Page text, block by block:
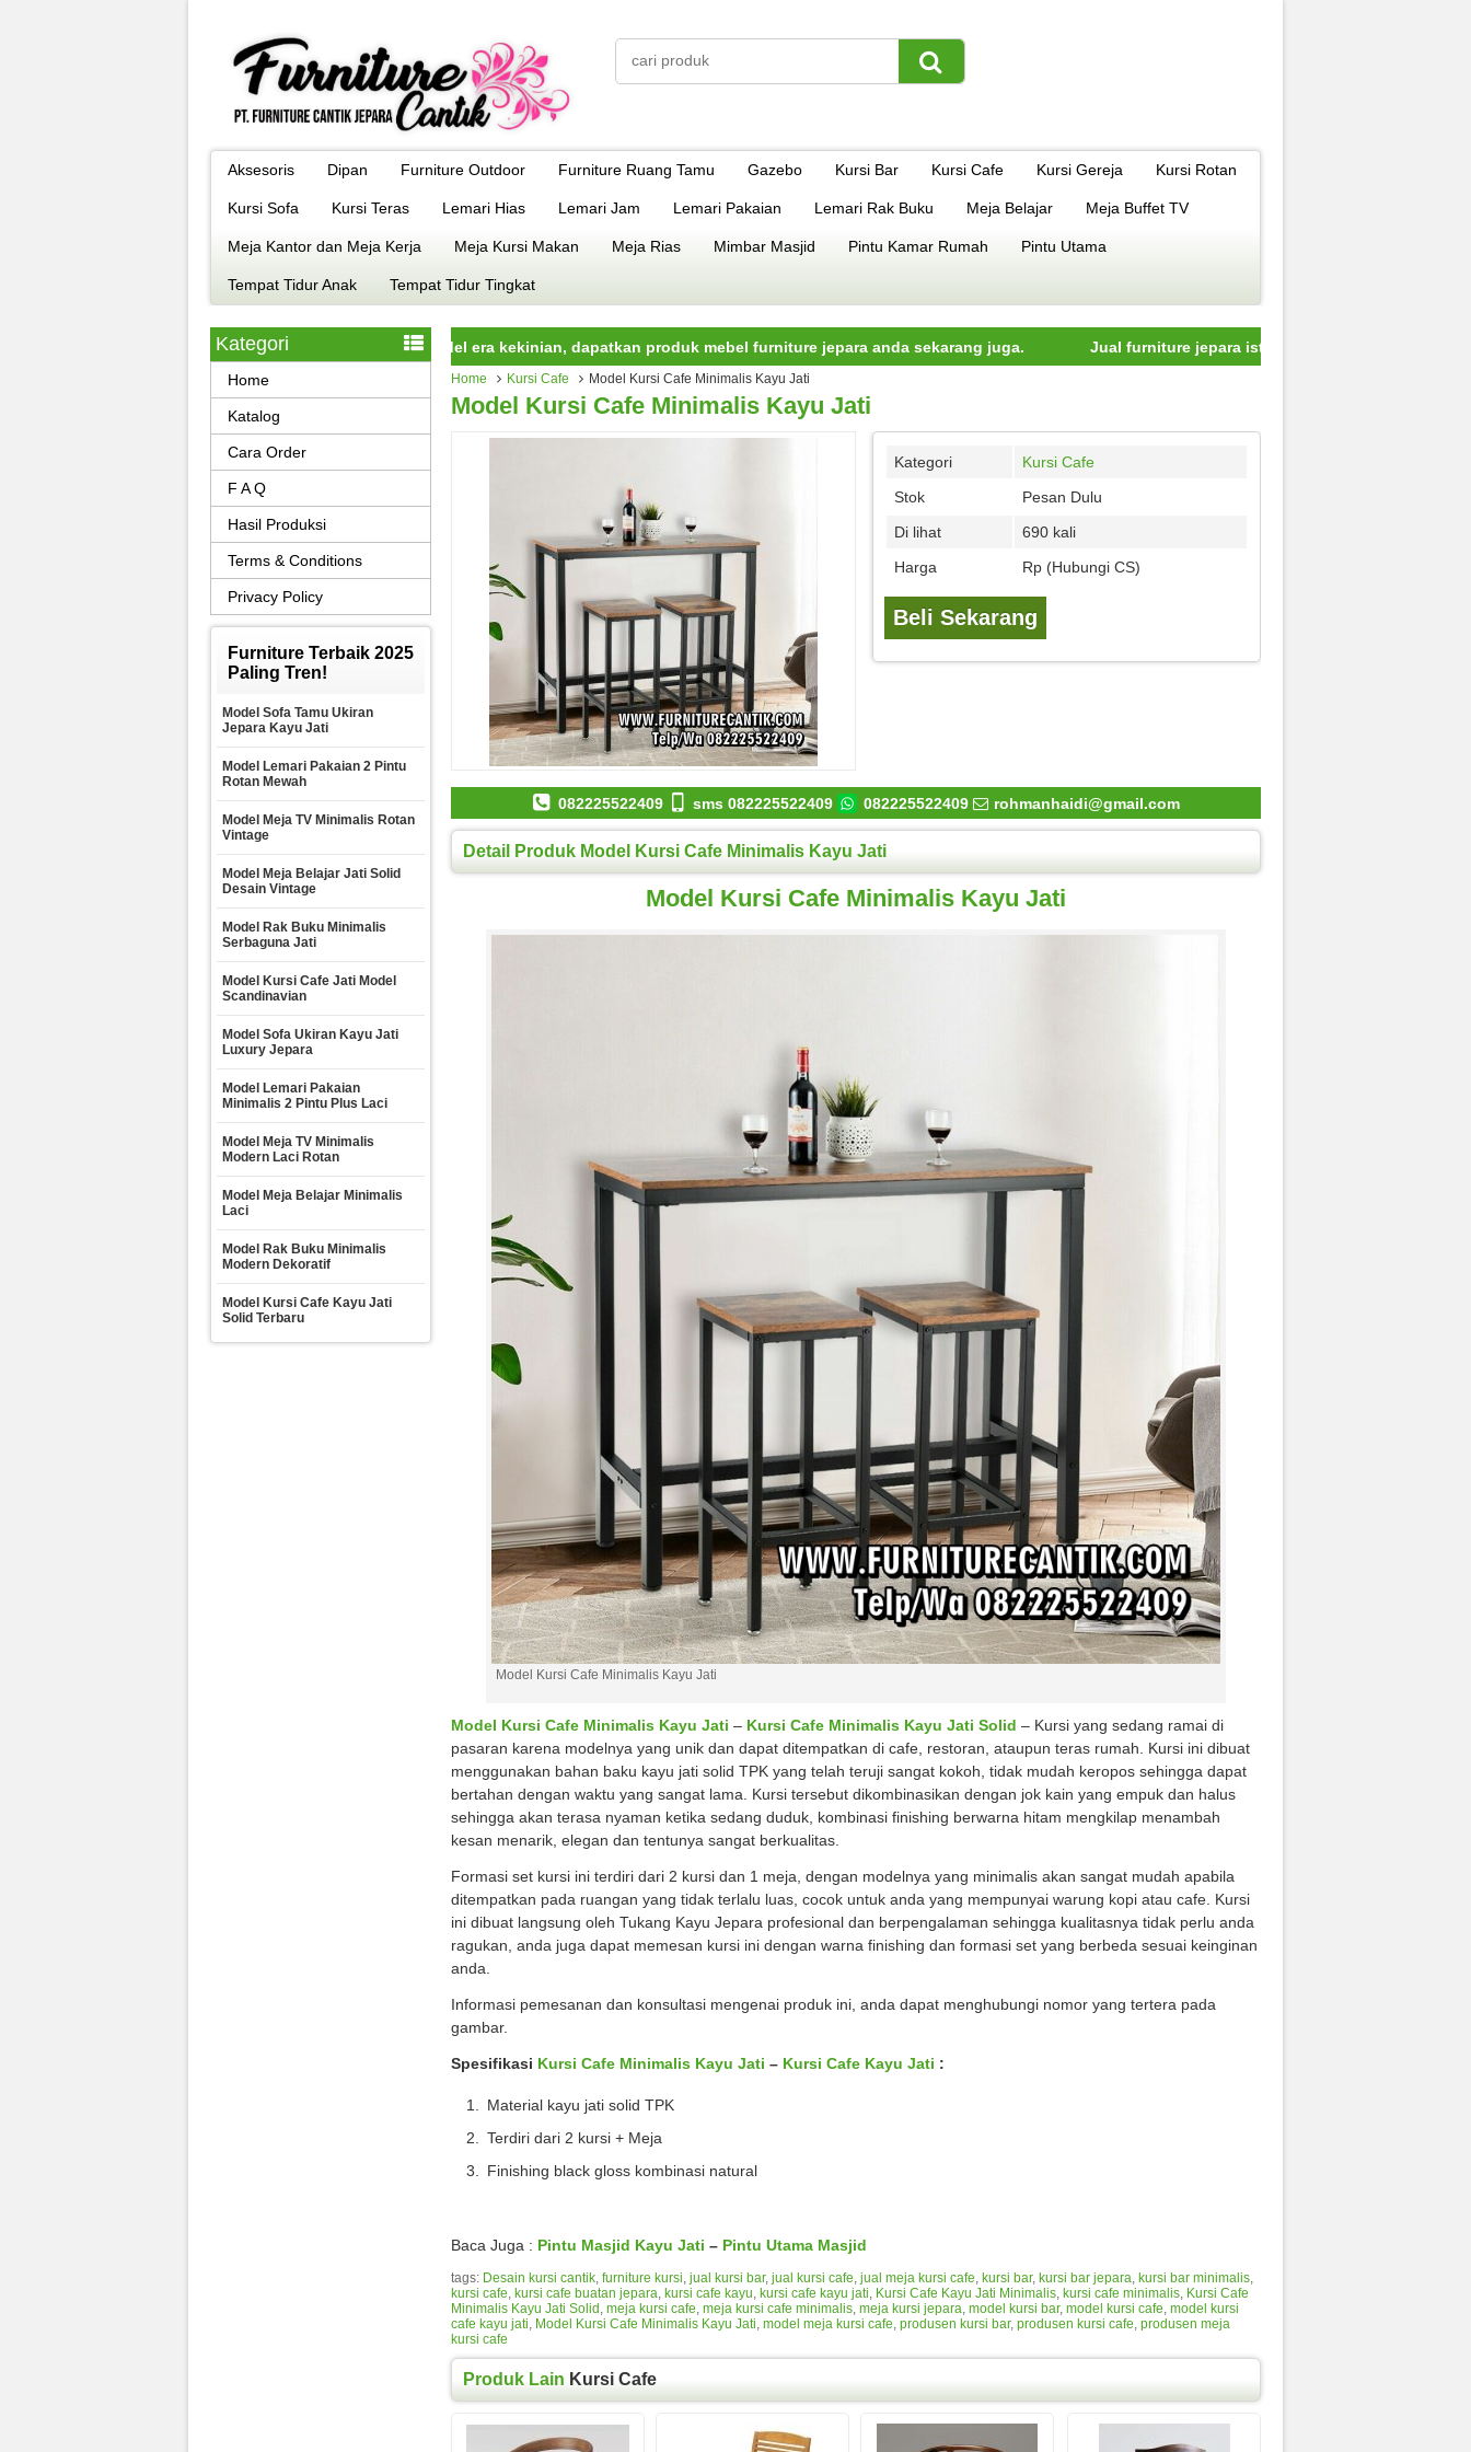
Aksesoris Dipan Furniture Outdoor Furniture Ruang Tamu Gazebo Kursi Bar Kursi Cafe Kursi Gereja Kursi Rotan
Kursi Sofa Kursi Teras Lemari Hias Lemari Jam Lemari Pakaian Lemari Rak Buku Meja Belajar Meja Buffet TV
Meja Kantor dan Meja Kerja Meja Kursi Makan Meja Rias Mimbar Masjid Pintu Kamar Rumah Pintu Utama
Tempat Tidur Anak Tempat Tidur Tingkat
jepara istimewa dengan kualitas terbaik model era kekinian, dapatkan produk mebel furniture jepara anda sekarang juga. Jual furniture jepara istimewa dengan kualitas terbaik
Home Kursi Cafe Model Kursi Cafe Minimalis Kayu Jati
Model Kursi Cafe Minimalis Kayu Jati
Kategori
Kursi Cafe
Stok
Pesan Dulu
Di lihat
690 kali
Harga
Rp (Hubungi CS)
Beli Sekarang
082225522409 sms 082225522409 082225522409 rohmanhaidi@gmail.com
Detail Produk Model Kursi Cafe Minimalis Kayu Jati
Model Kursi Cafe Minimalis Kayu Jati
Model Kursi Cafe Minimalis Kayu Jati
Model Kursi Cafe Minimalis Kayu Jati – Kursi Cafe Minimalis Kayu Jati Solid – Kursi yang sedang ramai di
pasaran karena modelnya yang unik dan dapat ditempatkan di cafe, restoran, ataupun teras rumah. Kursi ini dibuat
menggunakan bahan baku kayu jati solid TPK yang telah teruji sangat kokoh, tidak mudah keropos sehingga dapat
bertahan dengan waktu yang sangat lama. Kursi tersebut dikombinasikan dengan jok kain yang empuk dan halus
sehingga akan terasa nyaman ketika sedang duduk, kombinasi finishing berwarna hitam mengkilap menambah
kesan menarik, elegan dan tentunya sangat berkualitas.
Formasi set kursi ini terdiri dari 2 kursi dan 1 meja, dengan modelnya yang minimalis akan sangat mudah apabila
ditempatkan pada ruangan yang tidak terlalu luas, cocok untuk anda yang mempunyai warung kopi atau cafe. Kursi
ini dibuat langsung oleh Tukang Kayu Jepara profesional dan berpengalaman sehingga kualitasnya tidak perlu anda
ragukan, anda juga dapat memesan kursi ini dengan warna finishing dan formasi set yang berbeda sesuai keinginan
anda.
Informasi pemesanan dan konsultasi mengenai produk ini, anda dapat menghubungi nomor yang tertera pada
gambar.
Spesifikasi Kursi Cafe Minimalis Kayu Jati – Kursi Cafe Kayu Jati :
Material kayu jati solid TPK
Terdiri dari 2 kursi + Meja
Finishing black gloss kombinasi natural
Baca Juga : Pintu Masjid Kayu Jati – Pintu Utama Masjid
tags: Desain kursi cantik, furniture kursi, jual kursi bar, jual kursi cafe, jual meja kursi cafe, kursi bar, kursi bar jepara, kursi bar minimalis,
kursi cafe, kursi cafe buatan jepara, kursi cafe kayu, kursi cafe kayu jati, Kursi Cafe Kayu Jati Minimalis, kursi cafe minimalis, Kursi Cafe
Minimalis Kayu Jati Solid , meja kursi cafe, meja kursi cafe minimalis, meja kursi jepara, model kursi bar, model kursi cafe, model kursi
cafe kayu jati, Model Kursi Cafe Minimalis Kayu Jati, model meja kursi cafe, produsen kursi bar, produsen kursi cafe, produsen meja
kursi cafe
Produk Lain Kursi Cafe
Kategori
Home
Katalog
Cara Order
F A Q
Hasil Produksi
Terms & Conditions
Privacy Policy
Furniture Terbaik 2025
Paling Tren!
Model Sofa Tamu Ukiran
Jepara Kayu Jati
Model Lemari Pakaian 2 Pintu
Rotan Mewah
Model Meja TV Minimalis Rotan
Vintage
Model Meja Belajar Jati Solid
Desain Vintage
Model Rak Buku Minimalis
Serbaguna Jati
Model Kursi Cafe Jati Model
Scandinavian
Model Sofa Ukiran Kayu Jati
Luxury Jepara
Model Lemari Pakaian
Minimalis 2 Pintu Plus Laci
Model Meja TV Minimalis
Modern Laci Rotan
Model Meja Belajar Minimalis
Laci
Model Rak Buku Minimalis
Modern Dekoratif
Model Kursi Cafe Kayu Jati
Solid Terbaru